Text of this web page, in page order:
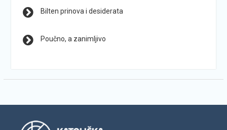
Bilten prinova i desiderata
Poučno, a zanimljivo